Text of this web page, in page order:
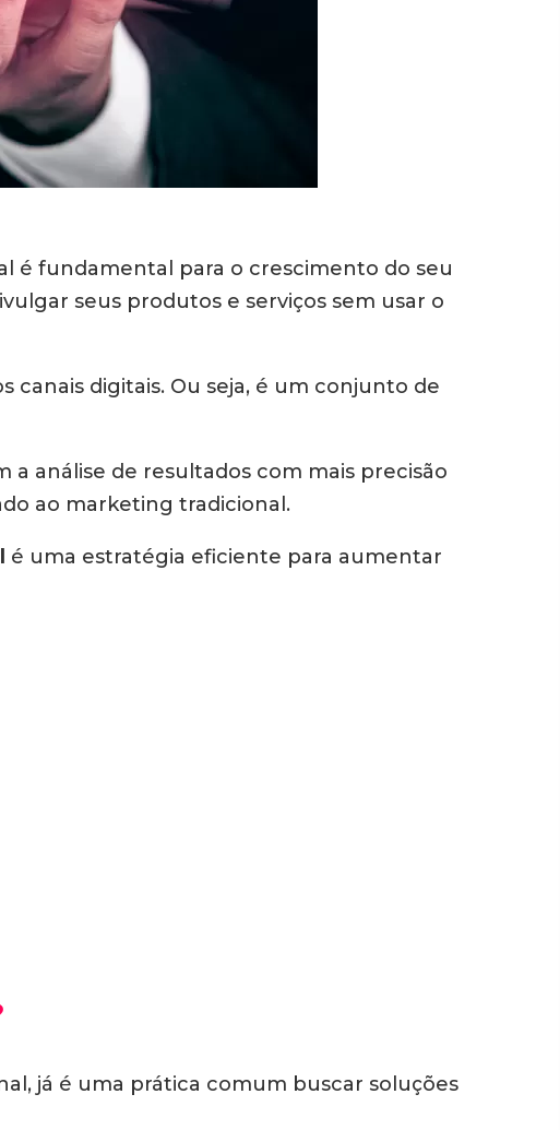
é fundamental para o crescimento do seu
seus produtos e serviços sem usar o
canais digitais. Ou seja, é um conjunto de
análise de resultados com mais precisão
ao marketing tradicional.
é uma estratégia eficiente para aumentar
já é uma prática comum buscar soluções